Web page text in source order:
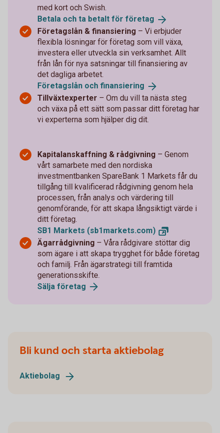
med kort och Swish.
Betala och ta betalt för företag
Företagslån & finansiering – Vi erbjuder
flexibla lösningar för företag som vill växa,
investera eller utveckla sin verksamhet. Allt
från lån för nya satsningar till finansiering av
det dagliga arbetet.
Företagslån och finansiering
Tillväxtexperter – Om du vill ta nästa steg
och växa på ett sätt som passar ditt företag har
vi experterna som hjälper dig dit.
Kapitalanskaffning & rådgivning – Genom
vårt samarbete med den nordiska
investmentbanken SpareBank 1 Markets får du
tillgång till kvalificerad rådgivning genom hela
processen, från analys och värdering till
genomförande, för att skapa långsiktigt värde i
ditt företag.
SB1 Markets (sb1markets.com)
Ägarrådgivning – Våra rådgivare stöttar dig
som ägare i att skapa trygghet för både företag
och familj. Från ägarstrategi till framtida
generationsskifte.
Sälja företag
Bli kund och starta aktiebolag
Aktiebolag